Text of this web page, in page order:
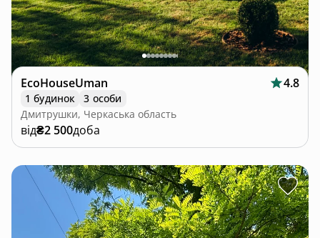
романтично провести час.
EcoHouseUman 4.8
1 будинок
3 особи
Дмитрушки, Черкаська область
від₴2 500доба